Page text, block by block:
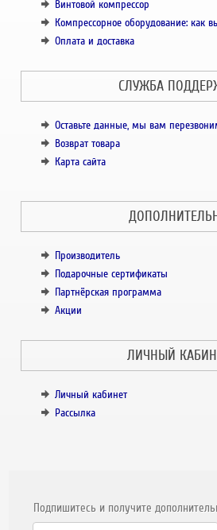
Винтовой компрессор
Компрессорное оборудование: как
Оплата и доставка
СЛУЖБА
Оставьте данные, мы вам
Возврат товара
Карта сайта
Производитель
Подарочные сертификаты
Партнёрская программа
Акции
ЛИЧНЫЙ
Личный кабинет
Рассылка
Подпишитесь и получите